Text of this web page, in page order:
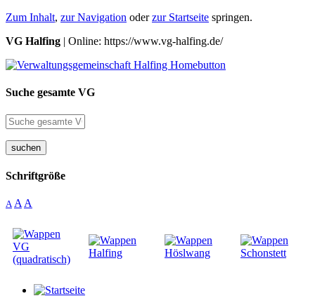
Zum Inhalt, zur Navigation oderzur Startseite springen.
VG Halfing | Online: https://www.vg-halfing.de/
Suche gesamte VG
suchen
Schriftgröße
A A A